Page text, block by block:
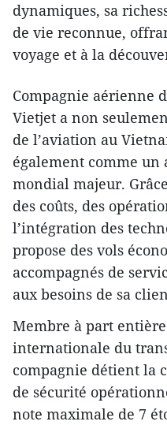
dynamiques, sa
de vie reconnue,
voyage et à la
Compagnie aérienne
Vietjet a non
de l’aviation au
également comme un
mondial majeur.
des coûts, des
l’intégration des
propose des vols
accompagnés de
aux besoins de sa
Membre à part
internationale du
compagnie détient la
de sécurité
note maximale de 7